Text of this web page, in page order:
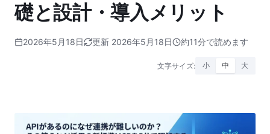
礎と設計・導入メリット
2026年5月18日 更新 2026年5月18日 約11分で読めます
文字サイズ: 小 中 大